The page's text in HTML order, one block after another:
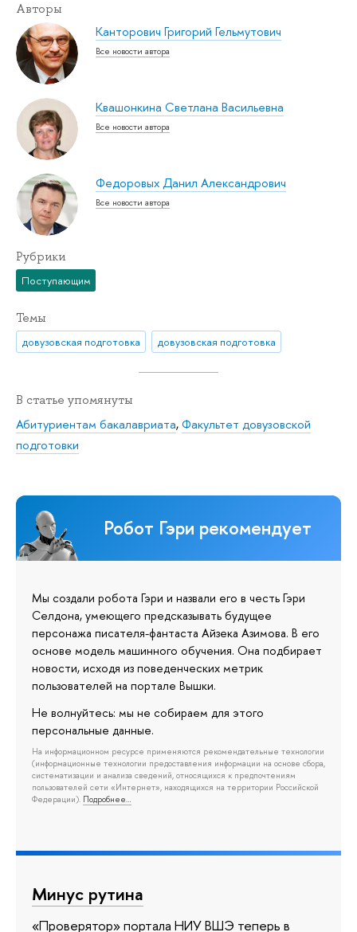
Авторы
Канторович Григорий Гельмутович
Все новости автора
Квашонкина Светлана Васильевна
Все новости автора
Федоровых Данил Александрович
Все новости автора
Рубрики
Поступающим
Темы
довузовская подготовка довузовская подготовка
В статье упомянуты
Абитуриентам бакалавриата,Факультет довузовской
подготовки
Робот Гэри рекомендует
Мы создали робота Гэри и назвали его в честь Гэри
Селдона, умеющего предсказывать будущее
персонажа писателя-фантаста Айзека Азимова. В его
основе модель машинного обучения. Она подбирает
новости, исходя из поведенческих метрик
пользователей на портале Вышки.
Не волнуйтесь: мы не собираем для этого
персональные данные.
На информационном ресурсе применяются рекомендательные технологии
(информационные технологии предоставления информации на основе сбора,
систематизации и анализа сведений, относящихся к предпочтениям
пользователей сети «Интернет», находящихся на территории Российской
Федерации). Подробнее…
Минус рутина
«Проверятор» портала НИУ ВШЭ теперь в